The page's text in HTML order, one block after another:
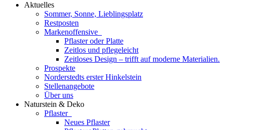
Aktuelles
Sommer, Sonne, Lieblingsplatz
Restposten
Markenoffensive
Pflaster oder Platte
Zeitlos und pflegeleicht
Zeitloses Design – trifft auf moderne Materialien.
Prospekte
Norderstedts erster Hinkelstein
Stellenangebote
Über uns
Naturstein & Deko
Pflaster
Neues Pflaster